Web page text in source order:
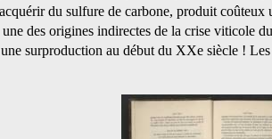
du sulfure de carbone, produit coûteux
des origines indirectes de la crise viticole
surproduction au début du XXe siècle !